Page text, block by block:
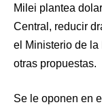
Milei plantea
Central, reducir
el Ministerio de la
otras propuestas.
Se le oponen en